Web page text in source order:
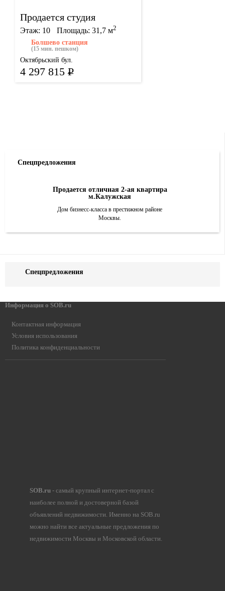
Продается студия
Этаж: 10 Площадь: 31,7 м2
Болшево станция
(15 мин. пешком)
Октябрьский бул.
4 297 815Р
Спецпредложения
Продается отличная 2-ая квартира
м.Калужская
Дом бизнесс-класса в престижном районе
Москвы.
Спецпредложения
Информация о SOB.ru
Контактная информация
Условия использования
Политика конфиденциальности
SOB.ru- самый крупный интернет-портал с
наиболее полной и достоверной базой
объявлений недвижимости. Именно на SOB.ru
можно найти все актуальные предложения по
недвижимости Москвы и Московской области.